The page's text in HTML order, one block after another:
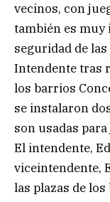
vecinos, con
también es muy
seguridad de
Intendente tras
los barrios
se instalaron
son usadas
El intendente,
viceintendente,
las plazas de